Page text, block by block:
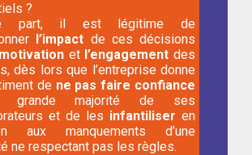
?
part, il est légitime de
l’impact de ces décisions
motivation et l’engagementdes
dès lors que l’entreprise donne
de ne pas faire confiance
majorité de ses
et de les infantiliser en
aux manquements d’une
ne respectant pas les règles.